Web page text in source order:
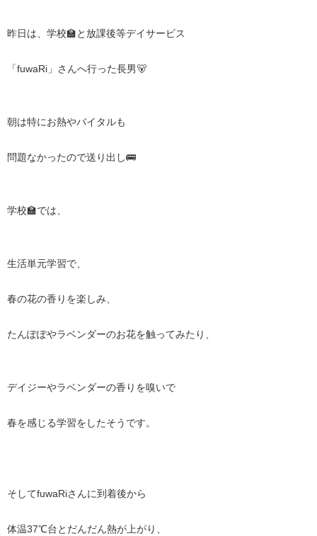
昨日は、学校🏫と放課後等デイサービス
「fuwaRi」 さんへ行った長男🐻
朝は特にお熱やバイタルも
問題なかったので送り出し🚌
学校🏫では、
生活単元学習で、
春の花の香りを楽しみ、
たんぽぽやラベンダーのお花を触ってみたり、
デイジーやラベンダーの香りを嗅いで
春を感じる学習をしたそうです。
そしてfuwaRiさんに到着後から
体温37℃台とだんだん熱が上がり、